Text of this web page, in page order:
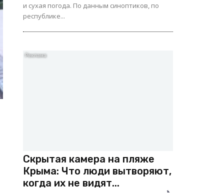
и сухая погода. По данным синоптиков, по
республике...
Скрытая камера на пляже
Крыма: Что люди вытворяют,
когда их не видят...